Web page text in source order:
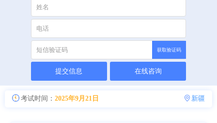
获取验证码
提交信息 在线咨询
考试时间： 2025年9月21日 新疆